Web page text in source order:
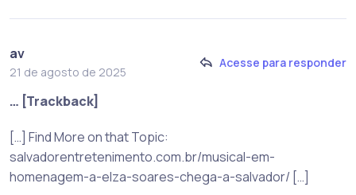
av
21 de agosto de 2025
Acesse para responder
… [Trackback]
[…] Find More on that Topic:
salvadorentretenimento.com.br/musical-em-
homenagem-a-elza-soares-chega-a-salvador/ […]